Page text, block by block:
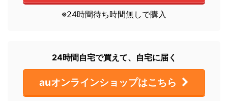
※24時間待ち時間無しで購入
24時間自宅で買えて、自宅に届く
auオンラインショップはこちら